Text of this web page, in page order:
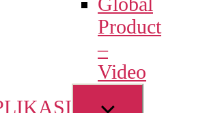
menu
Product
–
Video
Show